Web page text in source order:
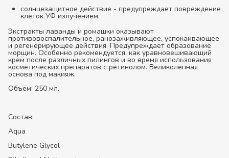
солнцезащитное действие - предупреждает повреждение
клеток УФ излучением.
Экстракты лаванды и ромашки оказывают
противовоспалительное, ранозаживляющее, успокаивающее
и регенерирующее действия. Предупреждает образование
морщин. Особенно рекомендуется, как уравновешивающий
крем после различных пилингов и во время использования
косметических препаратов с ретинолом. Великолепная
основа под макияж.
Объём: 250 мл.
Состав:
Aqua
Butylene Glycol